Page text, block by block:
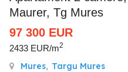
Maurer, Tg Mures
97 300 EUR
2433 EUR/m2
Mures, Targu Mures